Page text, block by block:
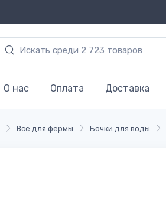
О нас Оплата Доставка
Всё для фермы Бочки для воды